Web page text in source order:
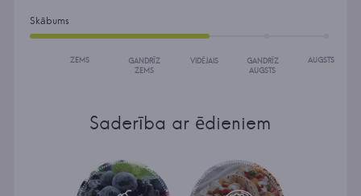
Skābums
ZEMS
GANDRĪZ
ZEMS
VIDĒJAIS
GANDRĪZ
AUGSTS
AUGSTS
Saderība ar ēdieniem